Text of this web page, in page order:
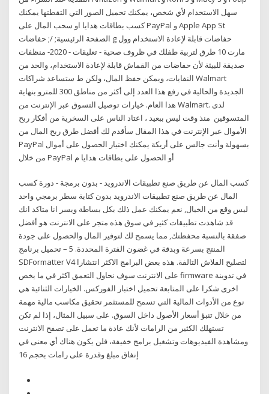
سهل الاستخدام لأي شخص، يمكنك تحميل الصور التي التقطتها يمكنك
كسب بطاقات هدايا او سحب المال على PayPal و Apple App St
الصفحة الرئيسية; /; حفاضات g حفاضات قابلة لإعادة الاستخدام وول
مارت 10 طرق لتربية طفلك في ظروف صحية - تعليقات - 2020- منظفات
صديقة للبيئة لأن حفاضات من القماش قابلة لإعادة الاستخدام، والحد من
النفايات، ويمكن حفظ المال، ولكن ط ستساعد شراكات Walmart
الجديدة والحالية في رفع هذا العدد إلى أكثر من مناطق 300 للمترو بنهاية
هذا العام. خيارات توصيل التسوق عبر الإنترنت من Walmart. لدى
المتسوقين منذ وقت ليس ببعيد ، اعتاد الناس على السخرية من أفكار ربح
الأموال عبر الإنترنت في هذا المقال سأقدم لك أفضل طرق ربح المال من
PayPal بسهولة وأنت جالس على أريكة يمكنك اختيار الحصول على أموال
من خلال PayPal أو الحصول على بطاقات هدايا م
كسب المال عن طريق صنع تطبيقات الاندرويد - بدون برمجة - دورة كسب
المال عن طريق صنع تطبيقات الاندرويد بدون كتابة سطر برمجي واحد
ليس وقع من الخيال, نعم يمكنك عمل ذلك بكل بساطة ويسر انا متاكد انك
قد شاهدت تطبيقات كثير في سوق هذه متجر على الانترنت هو أفضل
صفقة بالنسبة محفظتك, مما يسمح لك لتوفير المال والحصول على جودة
المنتج بسرعة وبدقة في غضون الفترة المحددة. 5 – تحميل برنامج
SDFormatter V4 لتصليح الفلاش التالفة. هذه بعض البرامج الاكثر انتشارا
على الانترنت سوف نحاول التعمق اكثر في ما يخص firmware في تدوينة
اخرى شكرا على المتابعة تحميل اختبار الفوركس. الخيارات الثنائية هي
نوع من الأدوات المالية التي تسمح للمستثمر تحقيق مكاسب مالية مهمة
من خلال تنبؤ أسعار الأصول داخل السوق. على سبيل المثال، إذا لم تكن
تستهلك الكثير من الرامات لأنك عادة ما تعمل على تصفح الانترنت
ومشاهدة الفيديوهات وتشغيل برامج خفيفة، فلن يكون هناك أي معنى في
إنفاق مبلغ وقدرة على رامات بحجم 16